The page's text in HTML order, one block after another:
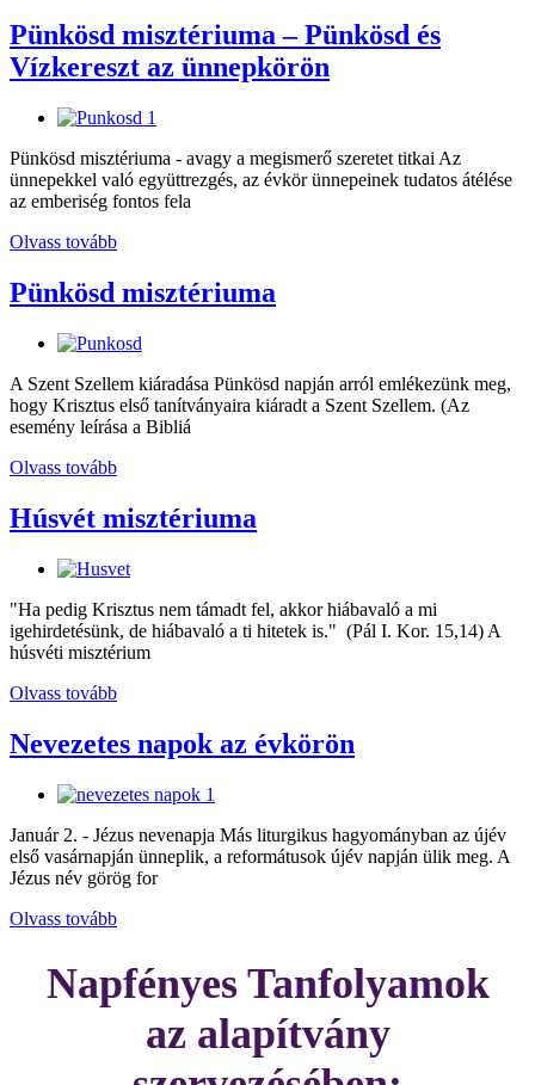
Pünkösd misztériuma – Pünkösd és
Vízkereszt az ünnepkörön
Pünkösd misztériuma - avagy a megismerő szeretet titkai Az
ünnepekkel való együttrezgés, az évkör ünnepeinek tudatos átélése
az emberiség fontos fela
Olvass tovább
Pünkösd misztériuma
A Szent Szellem kiáradása Pünkösd napján arról emlékezünk meg,
hogy Krisztus első tanítványaira kiáradt a Szent Szellem. (Az
esemény leírása a Bibliá
Olvass tovább
Húsvét misztériuma
"Ha pedig Krisztus nem támadt fel, akkor hiábavaló a mi
igehirdetésünk, de hiábavaló a ti hitetek is." (Pál I. Kor. 15,14) A
húsvéti misztérium
Olvass tovább
Nevezetes napok az évkörön
Január 2. - Jézus nevenapja Más liturgikus hagyományban az újév
első vasárnapján ünneplik, a reformátusok újév napján ülik meg. A
Jézus név görög for
Olvass tovább
Napfényes Tanfolyamok
az alapítvány